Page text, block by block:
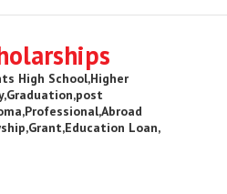
High School,Higher
Loan,